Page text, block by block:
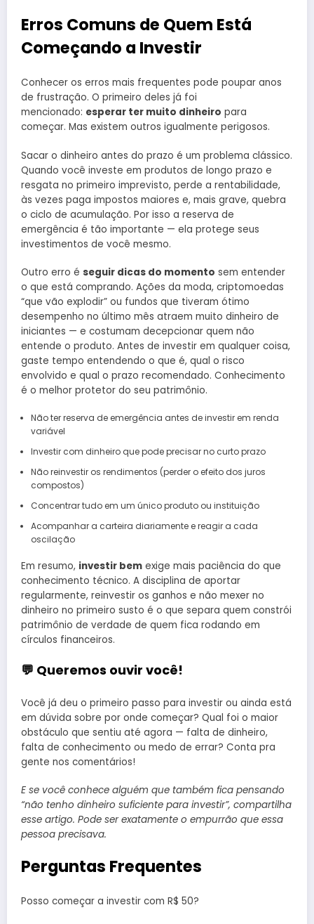
Erros Comuns de Quem Está
Começando a Investir
Conhecer os erros mais frequentes pode poupar anos
de frustração. O primeiro deles já foi
mencionado: esperar ter muito dinheiro para
começar. Mas existem outros igualmente perigosos.
Sacar o dinheiro antes do prazo é um problema clássico.
Quando você investe em produtos de longo prazo e
resgata no primeiro imprevisto, perde a rentabilidade,
às vezes paga impostos maiores e, mais grave, quebra
o ciclo de acumulação. Por isso a reserva de
emergência é tão importante — ela protege seus
investimentos de você mesmo.
Outro erro é seguir dicas do momento sem entender
o que está comprando. Ações da moda, criptomoedas
“que vão explodir” ou fundos que tiveram ótimo
desempenho no último mês atraem muito dinheiro de
iniciantes — e costumam decepcionar quem não
entende o produto. Antes de investir em qualquer coisa,
gaste tempo entendendo o que é, qual o risco
envolvido e qual o prazo recomendado. Conhecimento
é o melhor protetor do seu patrimônio.
Não ter reserva de emergência antes de investir em renda
variável
Investir com dinheiro que pode precisar no curto prazo
Não reinvestir os rendimentos (perder o efeito dos juros
compostos)
Concentrar tudo em um único produto ou instituição
Acompanhar a carteira diariamente e reagir a cada
oscilação
Em resumo, investir bem exige mais paciência do que
conhecimento técnico. A disciplina de aportar
regularmente, reinvestir os ganhos e não mexer no
dinheiro no primeiro susto é o que separa quem constrói
patrimônio de verdade de quem fica rodando em
círculos financeiros.
💬 Queremos ouvir você!
Você já deu o primeiro passo para investir ou ainda está
em dúvida sobre por onde começar? Qual foi o maior
obstáculo que sentiu até agora — falta de dinheiro,
falta de conhecimento ou medo de errar? Conta pra
gente nos comentários!
E se você conhece alguém que também fica pensando
“não tenho dinheiro suficiente para investir”, compartilha
esse artigo. Pode ser exatamente o empurrão que essa
pessoa precisava.
Perguntas Frequentes
Posso começar a investir com R$ 50?